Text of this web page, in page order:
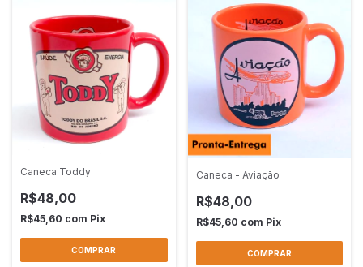
Caneca Toddy
R$48,00
R$45,60 com Pix
Caneca - Aviação
R$48,00
R$45,60 com Pix